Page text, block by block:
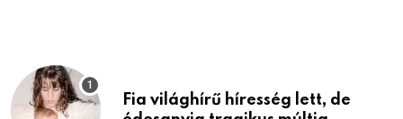
Fia világhírű híresség lett, de